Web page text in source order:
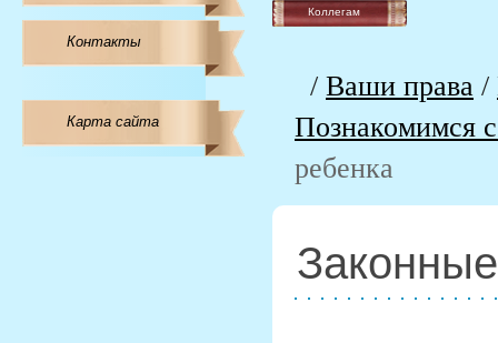
Контакты
Карта сайта
Коллегам
/ Ваши права /
Познакомимся
ребенка